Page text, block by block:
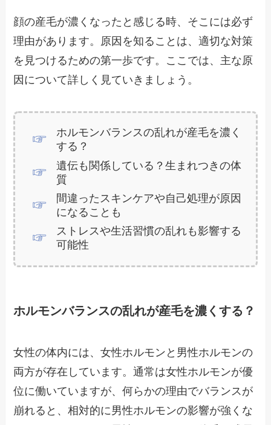
顔の産毛が濃くなったと感じる時、そこには必ず
理由があります。原因を知ることは、適切な対策
を見つけるための第一歩です。ここでは、主な原
因について詳しく見ていきましょう。
ホルモンバランスの乱れが産毛を濃く
する？
遺伝も関係している？生まれつきの体
質
間違ったスキンケアや自己処理が原因
になることも
ストレスや生活習慣の乱れも影響する
可能性
ホルモンバランスの乱れが産毛を濃くする？
女性の体内には、女性ホルモンと男性ホルモンの
両方が存在しています。通常は女性ホルモンが優
位に働いていますが、何らかの理由でバランスが
崩れると、相対的に男性ホルモンの影響が強くな